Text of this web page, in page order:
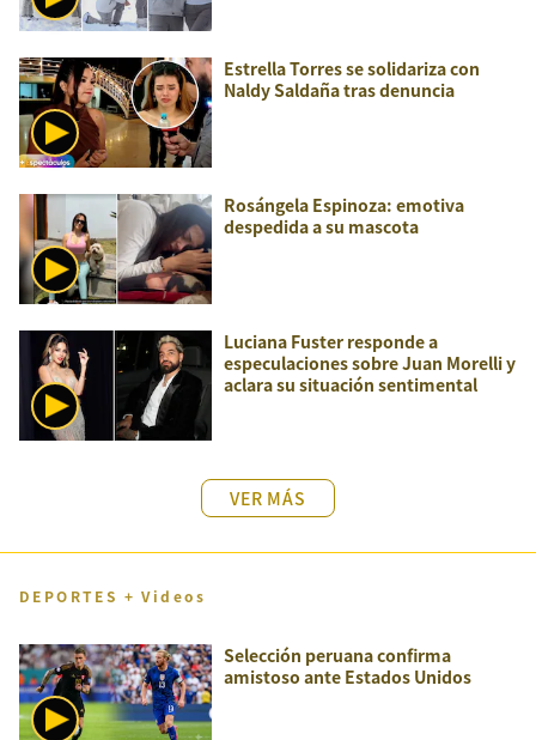
Estrella Torres se solidariza con
Naldy Saldaña tras denuncia
Rosángela Espinoza: emotiva
despedida a su mascota
Luciana Fuster responde a
especulaciones sobre Juan Morelli y
aclara su situación sentimental
VER MÁS
DEPORTES + Videos
Selección peruana confirma
amistoso ante Estados Unidos